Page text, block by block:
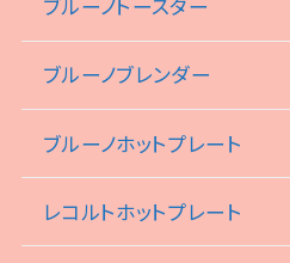
ブルーノトースター
ブルーノブレンダー
ブルーノホットプレート
レコルトホットプレート